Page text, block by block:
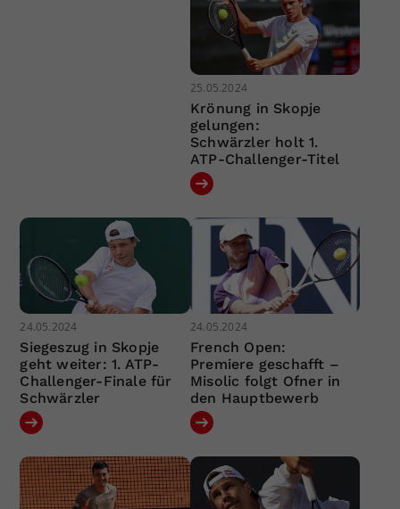
25.05.2024
Krönung in Skopje
gelungen:
Schwärzler holt 1.
ATP-Challenger-Titel
24.05.2024
Siegeszug in Skopje
geht weiter: 1. ATP-
Challenger-Finale für
Schwärzler
24.05.2024
French Open:
Premiere geschafft –
Misolic folgt Ofner in
den Hauptbewerb